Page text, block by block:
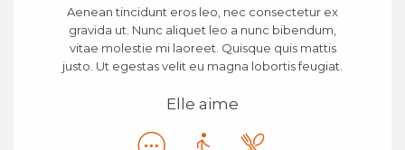
Aenean tincidunt eros leo, nec consectetur ex
gravida ut. Nunc aliquet leo a nunc bibendum,
vitae molestie mi laoreet. Quisque quis mattis
justo. Ut egestas velit eu magna lobortis feugiat.
Elle aime